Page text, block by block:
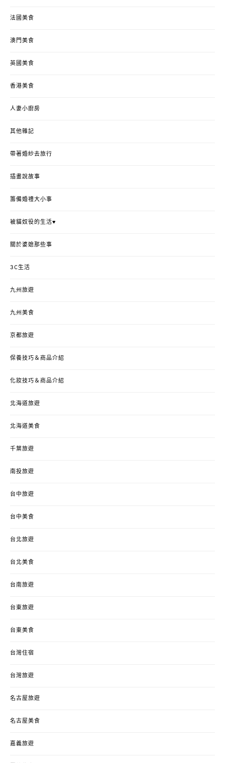
法國美食
澳門美食
英國美食
香港美食
人妻小廚房
其他雜記
帶著婚紗去旅行
插畫說故事
籌備婚禮大小事
被貓奴役的生活♥
關於婆媳那些事
3C生活
九州旅遊
九州美食
京都旅遊
保養技巧＆商品介紹
化妝技巧＆商品介紹
北海道旅遊
北海道美食
千葉旅遊
南投旅遊
台中旅遊
台中美食
台北旅遊
台北美食
台南旅遊
台東旅遊
台東美食
台灣住宿
台灣旅遊
名古屋旅遊
名古屋美食
嘉義旅遊